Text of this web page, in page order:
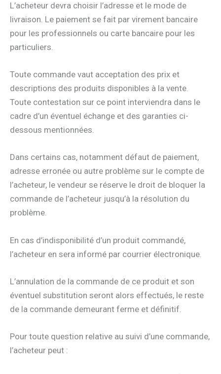
L’acheteur devra choisir l’adresse et le mode de
livraison. Le paiement se fait par virement bancaire
pour les professionnels ou carte bancaire pour les
particuliers.
Toute commande vaut acceptation des prix et
descriptions des produits disponibles à la vente.
Toute contestation sur ce point interviendra dans le
cadre d’un éventuel échange et des garanties ci-
dessous mentionnées.
Dans certains cas, notamment défaut de paiement,
adresse erronée ou autre problème sur le compte de
l’acheteur, le vendeur se réserve le droit de bloquer la
commande de l’acheteur jusqu’à la résolution du
problème.
En cas d’indisponibilité d’un produit commandé,
l’acheteur en sera informé par courrier électronique.
L’annulation de la commande de ce produit et son
éventuel substitution seront alors effectués, le reste
de la commande demeurant ferme et définitif.
Pour toute question relative au suivi d’une commande,
l’acheteur peut :